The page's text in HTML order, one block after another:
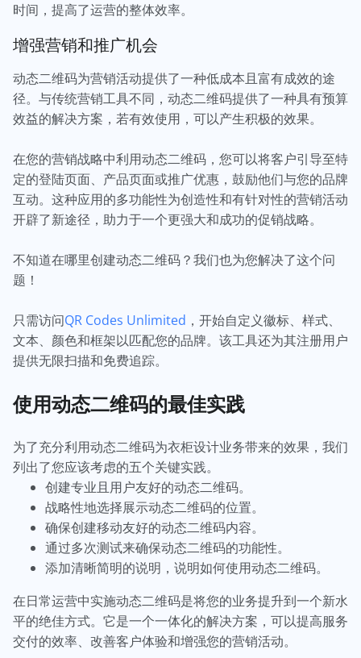
时间，提高了运营的整体效率。
增强营销和推广机会
动态二维码为营销活动提供了一种低成本且富有成效的途
径。与传统营销工具不同，动态二维码提供了一种具有预算
效益的解决方案，若有效使用，可以产生积极的效果。
在您的营销战略中利用动态二维码，您可以将客户引导至特
定的登陆页面、产品页面或推广优惠，鼓励他们与您的品牌
互动。这种应用的多功能性为创造性和有针对性的营销活动
开辟了新途径，助力于一个更强大和成功的促销战略。
不知道在哪里创建动态二维码？我们也为您解决了这个问
题！
只需访问QR Codes Unlimited ，开始自定义徽标、样式、
文本、颜色和框架以匹配您的品牌。该工具还为其注册用户
提供无限扫描和免费追踪。
使用动态二维码的最佳实践
为了充分利用动态二维码为衣柜设计业务带来的效果，我们
列出了您应该考虑的五个关键实践。
创建专业且用户友好的动态二维码。
战略性地选择展示动态二维码的位置。
确保创建移动友好的动态二维码内容。
通过多次测试来确保动态二维码的功能性。
添加清晰简明的说明，说明如何使用动态二维码。
在日常运营中实施动态二维码是将您的业务提升到一个新水
平的绝佳方式。它是一个一体化的解决方案，可以提高服务
交付的效率、改善客户体验和增强您的营销活动。